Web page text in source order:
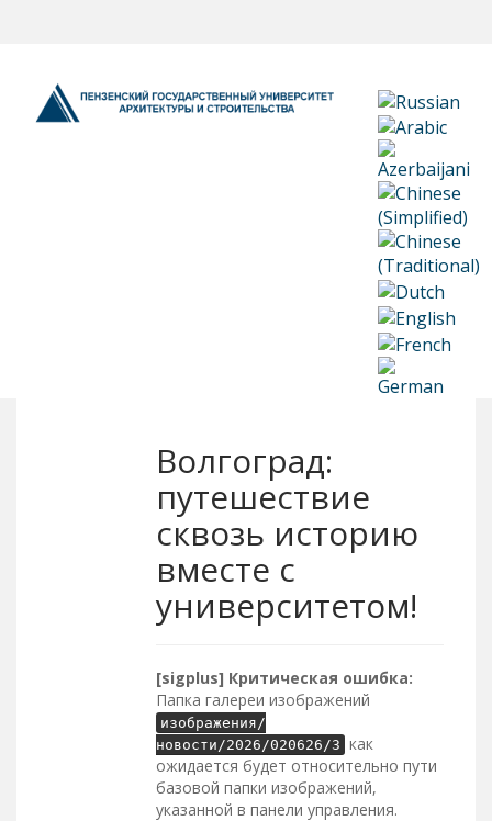
Волгоград:
путешествие
сквозь историю
вместе с
университетом!
[sigplus] Критическая ошибка:
Папка галереи изображений
изображения/
новости/2026/020626/3 как
ожидается будет относительно пути
базовой папки изображений,
указанной в панели управления.